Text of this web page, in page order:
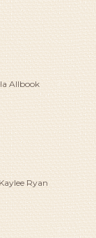
Allbook
Ryan